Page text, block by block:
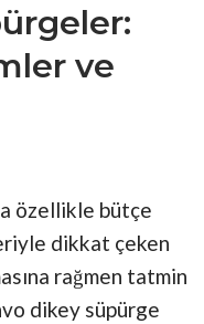
ve
özellikle bütçe
dikkat çeken
rağmen tatmin
dikey süpürge